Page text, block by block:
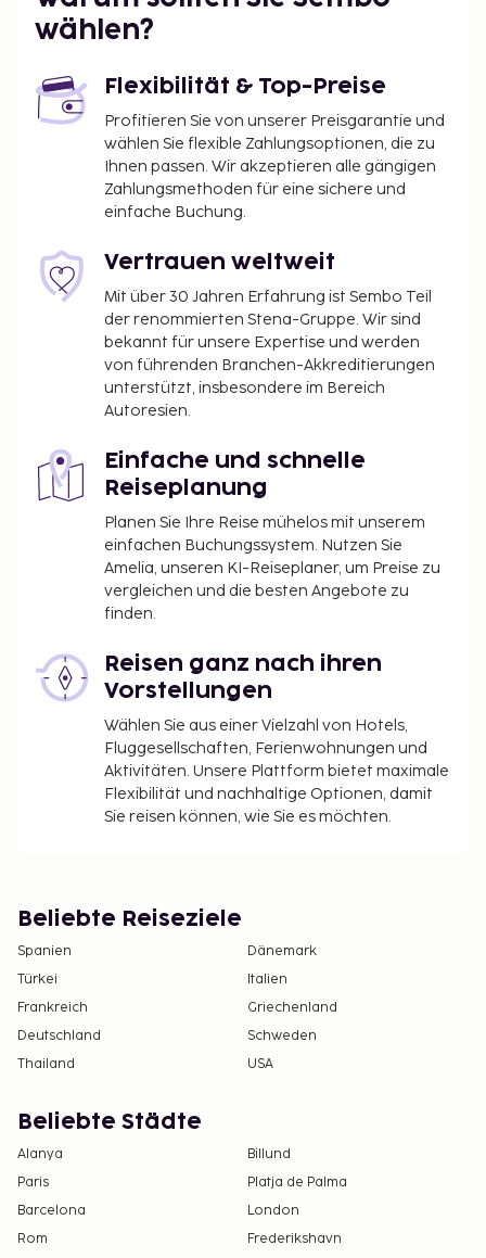
der Unterkunft zu zahlen. Gebühren beinhalten
möglicherweise geltende Steuern:
Kaution für Schäden: 300 EUR pro Aufenthalt
Diese Liste enthält alle Gebühren, die uns von der
Unterkunft mitgeteilt wurden.
Aufgrund nationaler Bestimmungen sind
Bargeldtransaktionen in dieser Unterkunft nur
Informationen erhältst du auf Nachfrage direkt
bei der Unterkunft. Die Kontaktinformationen
findest du auf deiner Buchungsbestätigung.
wählen?
Flexibilität & Top-Preise
Profitieren Sie von unserer Preisgarantie und
wählen Sie flexible Zahlungsoptionen, die zu
Ihnen passen. Wir akzeptieren alle gängigen
Zahlungsmethoden für eine sichere und
einfache Buchung.
Vertrauen weltweit
Mit über 30 Jahren Erfahrung ist Sembo Teil
der renommierten Stena-Gruppe. Wir sind
bekannt für unsere Expertise und werden
von führenden Branchen-Akkreditierungen
unterstützt, insbesondere im Bereich
Autoresien.
Einfache und schnelle
Reiseplanung
Planen Sie Ihre Reise mühelos mit unserem
einfachen Buchungssystem. Nutzen Sie
Amelia, unseren KI-Reiseplaner, um Preise zu
vergleichen und die besten Angebote zu
finden.
Reisen ganz nach ihren
Vorstellungen
Wählen Sie aus einer Vielzahl von Hotels,
Fluggesellschaften, Ferienwohnungen und
Aktivitäten. Unsere Plattform bietet maximale
Flexibilität und nachhaltige Optionen, damit
Sie reisen können, wie Sie es möchten.
Beliebte Reiseziele
Spanien
Dänemark
Türkei
Italien
Frankreich
Griechenland
Deutschland
Schweden
Thailand
USA
Beliebte Städte
Alanya
Billund
Paris
Platja de Palma
Barcelona
London
Rom
Frederikshavn